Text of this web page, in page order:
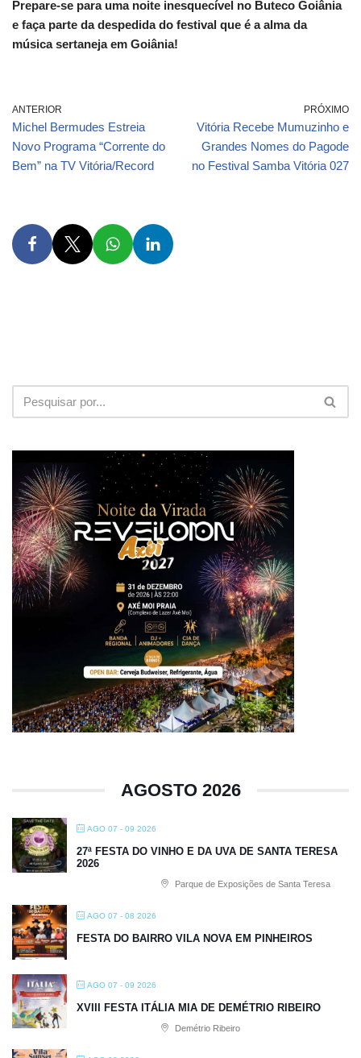
Prepare-se para uma noite inesquecível no Buteco Goiânia
e faça parte da despedida do festival que é a alma da
música sertaneja em Goiânia!
ANTERIOR
Michel Bermudes Estreia
Novo Programa “Corrente do
Bem” na TV Vitória/Record
PRÓXIMO
Vitória Recebe Mumuzinho e
Grandes Nomes do Pagode
no Festival Samba Vitória 027
AGOSTO 2026
AGO 07 - 09 2026
27ª FESTA DO VINHO E DA UVA DE SANTA TERESA
2026
Parque de Exposições de Santa Teresa
AGO 07 - 08 2026
FESTA DO BAIRRO VILA NOVA EM PINHEIROS
AGO 07 - 09 2026
XVIII FESTA ITÁLIA MIA DE DEMÉTRIO RIBEIRO
Demétrio Ribeiro